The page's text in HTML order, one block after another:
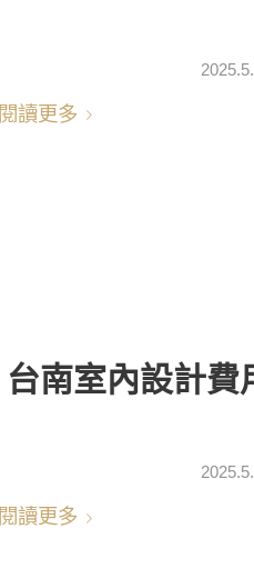
閱讀更多
台南室內設計費
閱讀更多